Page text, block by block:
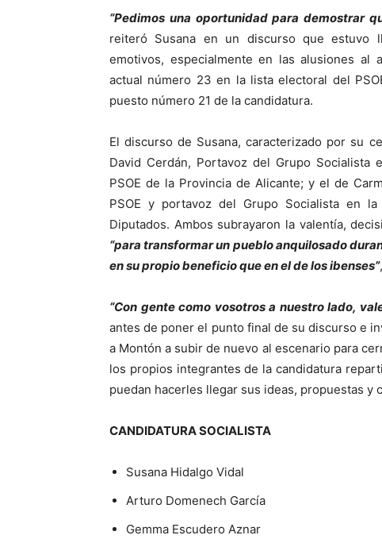
“Pedimos una oportunidad para demostrar
reiteró Susana en un discurso que estuvo
emotivos, especialmente en las alusiones al
actual número 23 en la lista electoral del
puesto número 21 de la candidatura.
El discurso de Susana, caracterizado por su
David Cerdán, Portavoz del Grupo Socialista
PSOE de la Provincia de Alicante; y el de
PSOE y portavoz del Grupo Socialista en
Diputados. Ambos subrayaron la valentía,
“para transformar un pueblo anquilosado
en su propio beneficio que en el de los ibenses”
“Con gente como vosotros a nuestro lado,
antes de poner el punto final de su discurso e
a Montón a subir de nuevo al escenario para
los propios integrantes de la candidatura
puedan hacerles llegar sus ideas, propuestas y
CANDIDATURA SOCIALISTA
Susana Hidalgo Vidal
Arturo Domenech García
Gemma Escudero Aznar